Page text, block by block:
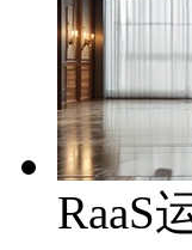
RaaS